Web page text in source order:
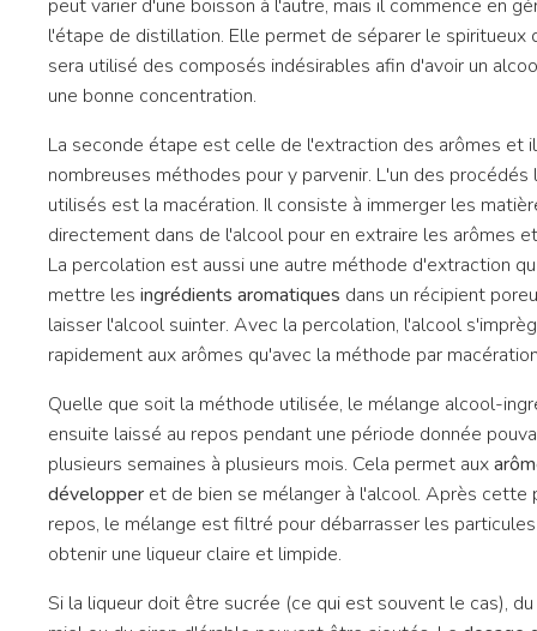
peut varier d'une boisson à l'autre, mais il commence en
l'étape de distillation. Elle permet de séparer le spiritueux
sera utilisé des composés indésirables afin d'avoir un
une bonne concentration.
La seconde étape est celle de l'extraction des arômes et
nombreuses méthodes pour y parvenir. L'un des procédés
utilisés est la macération. Il consiste à immerger les
directement dans de l'alcool pour en extraire les arômes
La percolation est aussi une autre méthode d'extraction
mettre les ingrédients aromatiques dans un récipient
laisser l'alcool suinter. Avec la percolation, l'alcool
rapidement aux arômes qu'avec la méthode par
Quelle que soit la méthode utilisée, le mélange alcool-
ensuite laissé au repos pendant une période donnée
plusieurs semaines à plusieurs mois. Cela permet aux
développer et de bien se mélanger à l'alcool. Après cette
repos, le mélange est filtré pour débarrasser les
obtenir une liqueur claire et limpide.
Si la liqueur doit être sucrée (ce qui est souvent le cas),